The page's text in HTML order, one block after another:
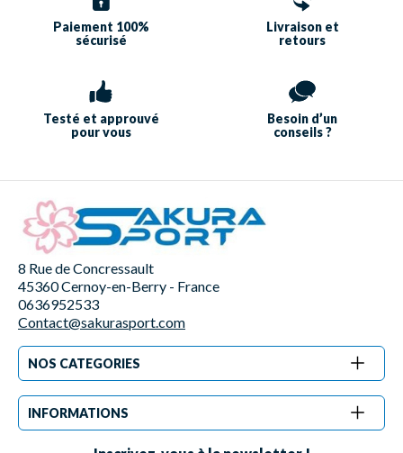
Paiement 100%
sécurisé
Livraison et
retours
Testé et approuvé
pour vous
Besoin d’un
conseils ?
8 Rue de Concressault
45360 Cernoy-en-Berry - France
0636952533
Contact@sakurasport.com
NOS CATEGORIES
INFORMATIONS